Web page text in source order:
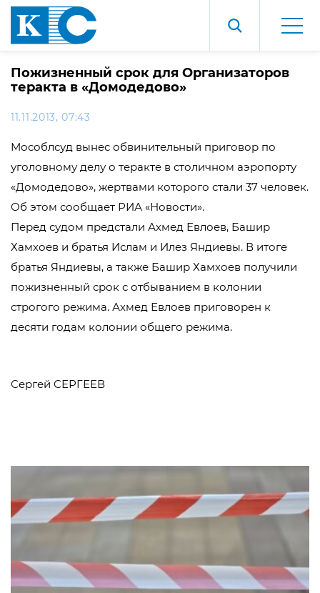
Пожизненный срок для Организаторов
теракта в «Домодедово»
11.11.2013, 07:43
Мособлсуд вынес обвинительный приговор по
уголовному делу о теракте в столичном аэропорту
«Домодедово», жертвами которого стали 37 человек.
Об этом сообщает РИА «Новости».
Перед судом предстали Ахмед Евлоев, Башир
Хамхоев и братья Ислам и Илез Яндиевы. В итоге
братья Яндиевы, а также Башир Хамхоев получили
пожизненный срок с отбыванием в колонии
строгого режима. Ахмед Евлоев приговорен к
десяти годам колонии общего режима.
Сергей СЕРГЕЕВ